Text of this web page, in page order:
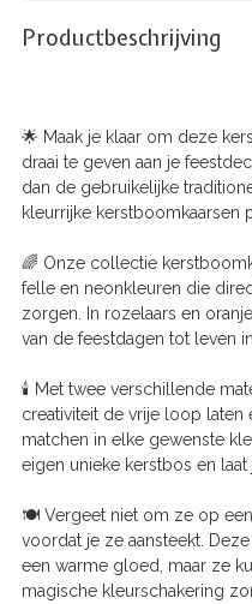
Productbeschrijving
🌟 Maak je klaar om deze
draai te geven aan je
dan de gebruikelijke
kleurrijke kerstboomkaarsen
🌈 Onze collectie
felle en neonkleuren die
zorgen. In rozelaars en
van de feestdagen tot leven
🕯️ Met twee verschillende
creativiteit de vrije loop
matchen in elke gewenste
eigen unieke kerstbos en
🍽️ Vergeet niet om ze op
voordat je ze aansteekt.
een warme gloed, maar ze
magische kleurschakering